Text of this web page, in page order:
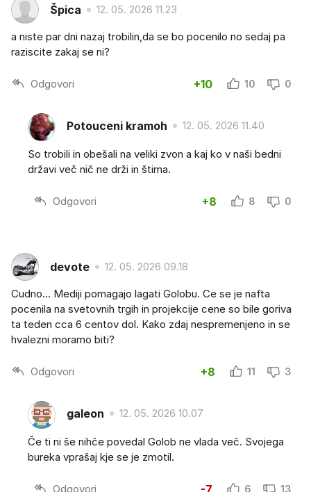
Špica 12. 05. 2026 11.23
a niste par dni nazaj trobilin,da se bo pocenilo no sedaj pa
raziscite zakaj se ni?
Odgovori +10 10 0
Potouceni kramoh 12. 05. 2026 11.40
So trobili in obešali na veliki zvon a kaj ko v naši bedni
državi več nič ne drži in štima.
Odgovori +8 8 0
devote 12. 05. 2026 09.18
Cudno... Mediji pomagajo lagati Golobu. Ce se je nafta
pocenila na svetovnih trgih in projekcije cene so bile goriva
ta teden cca 6 centov dol. Kako zdaj nespremenjeno in se
hvalezni moramo biti?
Odgovori +8 11 3
galeon 12. 05. 2026 10.07
Če ti ni še nihče povedal Golob ne vlada več. Svojega
bureka vprašaj kje se je zmotil.
Odgovori -7 6 13